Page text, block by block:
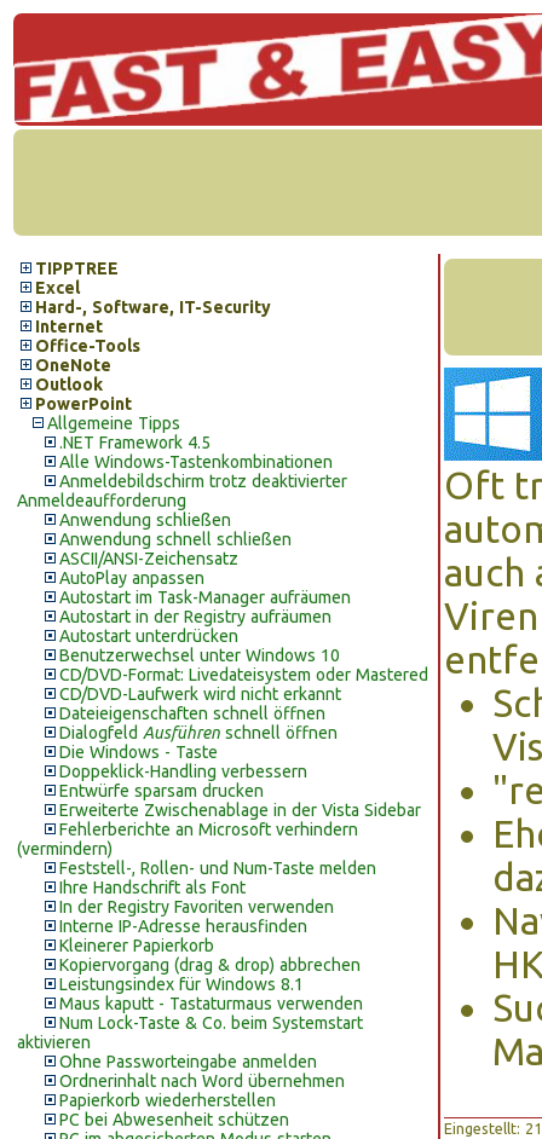
TIPPTREE
Excel
Hard-, Software, IT-Security
Internet
Office-Tools
OneNote
Outlook
PowerPoint
Allgemeine Tipps
.NET Framework 4.5
Alle Windows-Tastenkombinationen
Anmeldebildschirm trotz deaktivierter
Anmeldeaufforderung
Anwendung schließen
Anwendung schnell schließen
ASCII/ANSI-Zeichensatz
AutoPlay anpassen
Autostart im Task-Manager aufräumen
Autostart in der Registry aufräumen
Autostart unterdrücken
Benutzerwechsel unter Windows 10
CD/DVD-Format: Livedateisystem oder Mastered
CD/DVD-Laufwerk wird nicht erkannt
Dateieigenschaften schnell öffnen
Dialogfeld Ausführen schnell öffnen
Die Windows - Taste
Doppeklick-Handling verbessern
Entwürfe sparsam drucken
Erweiterte Zwischenablage in der Vista Sidebar
Fehlerberichte an Microsoft verhindern
(vermindern)
Feststell-, Rollen- und Num-Taste melden
Ihre Handschrift als Font
In der Registry Favoriten verwenden
Interne IP-Adresse herausfinden
Kleinerer Papierkorb
Kopiervorgang (drag & drop) abbrechen
Leistungsindex für Windows 8.1
Maus kaputt - Tastaturmaus verwenden
Num Lock-Taste & Co. beim Systemstart
aktivieren
Ohne Passworteingabe anmelden
Ordnerinhalt nach Word übernehmen
Papierkorb wiederherstellen
PC bei Abwesenheit schützen
Oft
auch
Eingestellt: